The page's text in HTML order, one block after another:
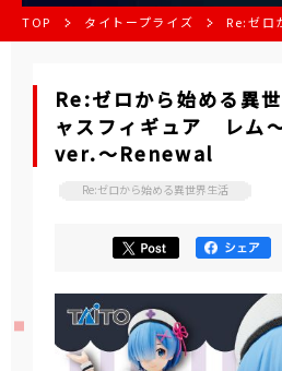
TOP タイトープライズ Re:ゼロ
Re:ゼロから始める異
ャスフィギュア レム
ver.～Renewal
Re:ゼロから始める異世界生活